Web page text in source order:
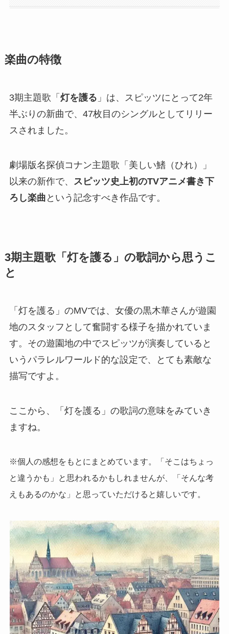
楽曲の特徴
3期主題歌「 灯を護る 」は、スピッツにとって2年
半ぶりの新曲で、47枚目のシングルとしてリリー
スされました。
劇場版名探偵コナン主題歌「美しい鰭（ひれ）」
以来の新作で、
スピッツ史上初のTVアニメ書き下
ろし楽曲 という記念すべき作品です。
3期主題歌「灯を護る」の歌詞から思うこ
と
「灯を護る」のMVでは、女優の黒木華さんが遊園
地のスタッフとして奮闘する様子を描かれていま
す。その遊園地の中でスピッツが演奏していると
いうパラレルワールド的な設定で、とても素敵な
描写ですよ。
ここから、「灯を護る」の歌詞の意味をみていき
ますね。
※個人の感想をもとにまとめています。「そこはちょっ
と違うかも」と思われるかもしれませんが、「そんな考
えもあるのかな」と思っていただけると嬉しいです。